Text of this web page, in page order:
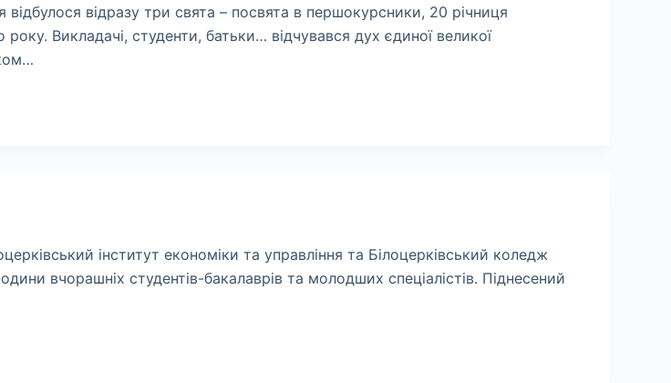
відбулося відразу три свята – посвята в першокурсники, 20 річниця
Викладачі, студенти, батьки… відчувався дух єдиної великої
інститут економіки та управління та Білоцерківський коледж
вчорашніх студентів-бакалаврів та молодших спеціалістів. Піднесений